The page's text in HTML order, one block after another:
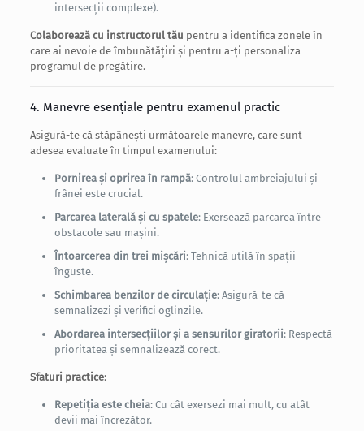
intersecții complexe).
Colaborează cu instructorul tău pentru a identifica zonele în
care ai nevoie de îmbunătățiri și pentru a-ți personaliza
programul de pregătire.
4. Manevre esențiale pentru examenul practic
Asigură-te că stăpânești următoarele manevre, care sunt
adesea evaluate în timpul examenului:
Pornirea și oprirea în rampă: Controlul ambreiajului și
frânei este crucial.
Parcarea laterală și cu spatele: Exersează parcarea între
obstacole sau mașini.
Întoarcerea din trei mișcări: Tehnică utilă în spații
înguste.
Schimbarea benzilor de circulație: Asigură-te că
semnalizezi și verifici oglinzile.
Abordarea intersecțiilor și a sensurilor giratorii: Respectă
prioritatea și semnalizează corect.
Sfaturi practice:
Repetiția este cheia: Cu cât exersezi mai mult, cu atât
devii mai încrezător.